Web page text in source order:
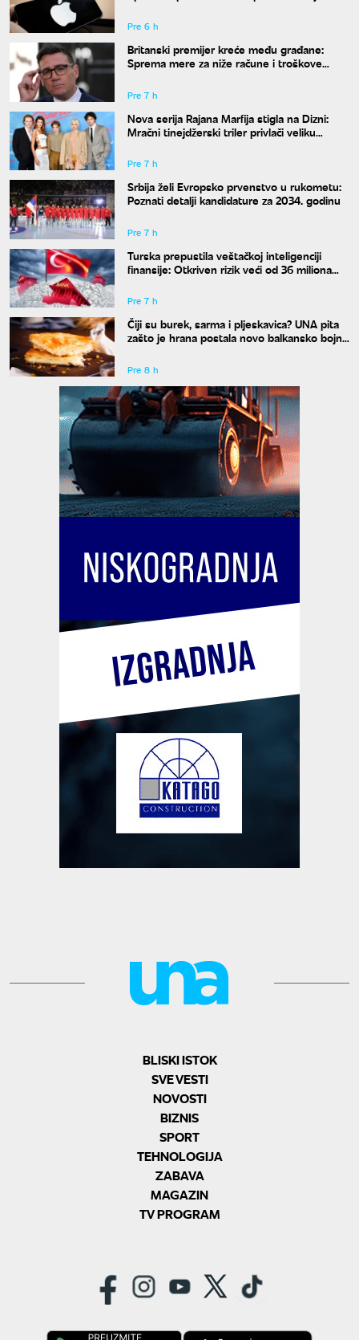
Pre 6 h
Britanski premijer kreće među građane:
Sprema mere za niže račune i troškove
Pre 7 h
Nova serija Rajana Marfija stigla na Dizni:
Mračni tinejdžerski triler privlači veliku
Pre 7 h
Srbija želi Evropsko prvenstvo u rukometu:
Poznati detalji kandidature za 2034. godinu
Pre 7 h
Turska prepustila veštačkoj inteligenciji
finansije: Otkriven rizik veći od 36 miliona
Pre 7 h
Čiji su burek, sarma i pljeskavica? UNA pita
zašto je hrana postala novo balkansko bojno
Pre 8 h
BLISKI ISTOK
SVE VESTI
NOVOSTI
BIZNIS
SPORT
TEHNOLOGIJA
ZABAVA
MAGAZIN
TV PROGRAM